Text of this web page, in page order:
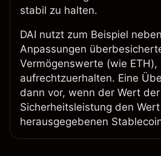
stabil zu halten.
DAI nutzt zum Beispiel
Anpassungen
Vermögenswerte (wie
aufrechtzuerhalten. Eine
dann vor, wenn der Wert der
Sicherheitsleistung den
herausgegebenen